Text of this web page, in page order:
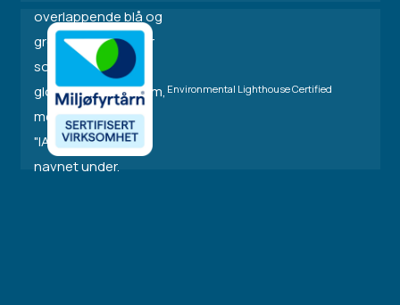
Environmental Lighthouse Certified